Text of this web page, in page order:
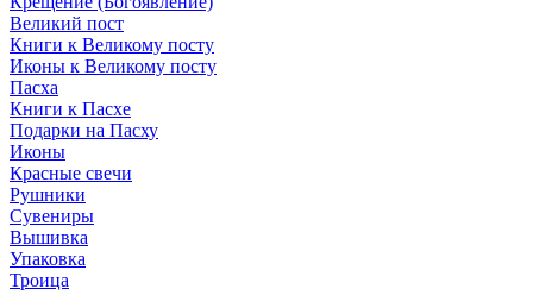
Великий пост
Книги к Великому посту
Иконы к Великому посту
Пасха
Книги к Пасхе
Подарки на Пасху
Иконы
Красные свечи
Рушники
Сувениры
Вышивка
Упаковка
Троица